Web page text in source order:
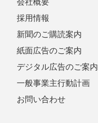
採用情報
新聞のご購読案内
紙面広告のご案内
デジタル広告のご案内
一般事業主行動計画
お問い合わせ